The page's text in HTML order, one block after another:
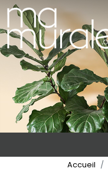
Accueil